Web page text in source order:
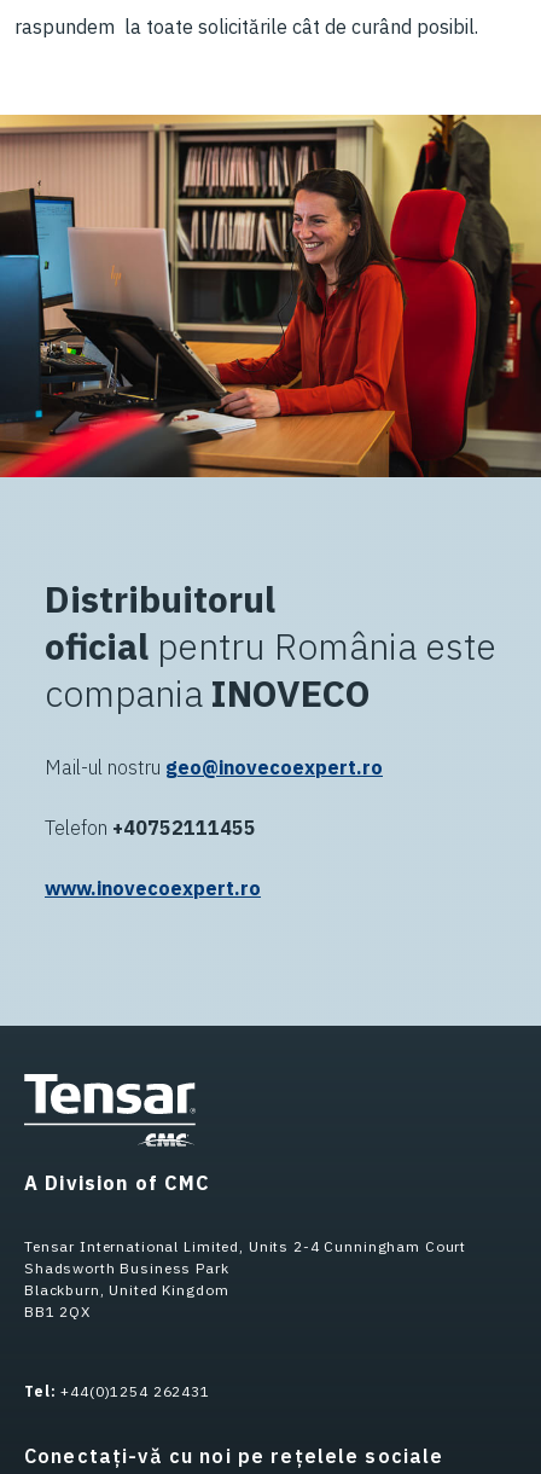
raspundem la toate solicitările cât de curând posibil.
Distribuitorul
oficial pentru România este
compania INOVECO
Mail-ul nostru geo@inovecoexpert.ro
Telefon +40752111455
www.inovecoexpert.ro
A Division of CMC
Tensar International Limited, Units 2-4 Cunningham Court
Shadsworth Business Park
Blackburn, United Kingdom
BB1 2QX
Tel:+44(0)1254 262431
Conectați-vă cu noi pe rețelele sociale